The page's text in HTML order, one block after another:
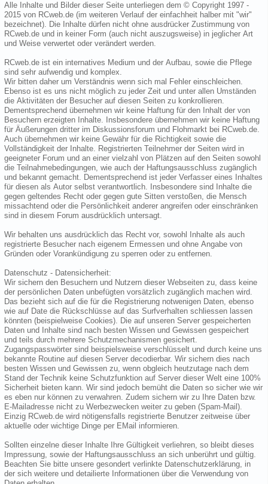
Alle Inhalte und Bilder dieser Seite unterliegen dem © Copyright 1997 -
2015 von RCweb.de (im weiteren Verlauf der einfachheit halber mit "wir"
bezeichnet). Die Inhalte dürfen nicht ohne ausdrücker Zustimmung von
RCweb.de und in keiner Form (auch nicht auszugsweise) in jeglicher Art
und Weise verwertet oder verändert werden.
RCweb.de ist ein internatives Medium und der Aufbau, sowie die Pflege
sind sehr aufwendig und komplex.
Wir bitten daher um Verständnis wenn sich mal Fehler einschleichen.
Ebenso ist es uns nicht möglich zu jeder Zeit und unter allen Umständen
die Aktivitäten der Besucher auf diesen Seiten zu konkrollieren.
Dementsprechend übernehmen wir keine Haftung für den Inhalt der von
Besuchern erzeigten Inhalte. Insbesondere übernehmen wir keine Haftung
für Äußerungen dritter im Diskussionsforum und Flohmarkt bei RCweb.de.
Auch übernehmen wir keine Gewähr für die Richtigkeit sowie die
Vollständigkeit der Inhalte. Registrierten Teilnehmer der Seiten wird in
geeigneter Forum und an einer vielzahl von Plätzen auf den Seiten sowohl
die Teilnahmebedingungen, wie auch der Haftungsausschluss zugänglich
und bekannt gemacht. Dementsprechend ist jeder Verfasser eines Inhaltes
für diesen als Autor selbst verantwortlich. Insbesondere sind Inhalte die
gegen geltendes Recht oder gegen gute Sitten verstoßen, die Mensch
missachtend oder die Persönlichkeit anderer angreifen oder einschränken
sind in diesem Forum ausdrücklich untersagt.
Wir behalten uns ausdrücklich das Recht vor, sowohl Inhalte als auch
registrierte Besucher nach eigenem Ermessen und ohne Angabe von
Gründen oder Vorankündigung zu sperren oder zu entfernen.
Datenschutz - Datensicherheit:
Wir sichern den Besuchern und Nutzern dieser Webseiten zu, dass keine
der persönlichen Daten unbefügten vorsätzlich zugänglich machen wird.
Das bezieht sich auf die für die Registrierung notwenigen Daten, ebenso
wie auf Date die Rückschlüsse auf das Surfverhalten schliessen lassen
könnten (beispielweise Cookies). Die auf unseren Server gespeicherten
Daten und Inhalte sind nach besten Wissen und Gewissen gespeichert
und teils durch mehrere Schutzmechanismen gesichert.
Zugangspasswörter sind beispielsweise verschlüsselt und durch keine uns
bekannte Routine auf diesen Server decodierbar. Wir sichern dies nach
besten Wissen und Gewissen zu, wenn obgleich heutzutage nach dem
Stand der Technik keine Schutzfunktion auf Server dieser Welt eine 100%
Sicherheit bieten kann. Wir sind jedoch bemüht die Daten so sicher wie wir
es eben nur können zu verwahren. Zudem sichern wir zu Ihre Daten bzw.
E-Mailadresse nicht zu Werbezwecken weiter zu geben (Spam-Mail).
Einzig RCweb.de wird nötigensfalls registrierte Benutzer zeitweise über
aktuelle oder wichtige Dinge per EMail informieren.
Sollten einzelne dieser Inhalte Ihre Gültigkeit verliehren, so bleibt dieses
Impressung, sowie der Haftungsausschluss an sich unberührt und gültig.
Beachten Sie bitte unsere gesondert verlinkte Datenschutzerklärung, in
der sich weitere und detailierte Informationen über die Verwendung von